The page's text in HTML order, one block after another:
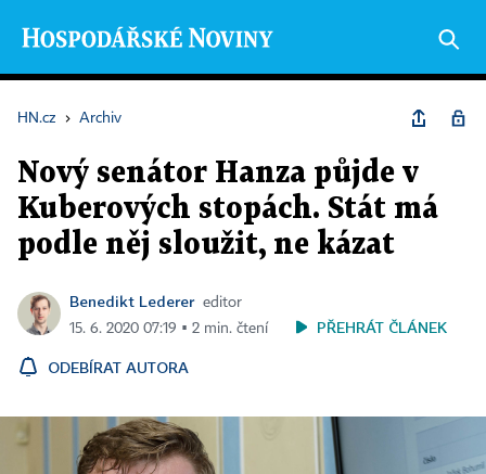
HN.cz › Archiv
Nový senátor Hanza půjde v
Kuberových stopách. Stát má
podle něj sloužit, ne kázat
Benedikt Lederer editor
15. 6. 2020 07:19 ▪ 2 min. čtení
PŘEHRÁT ČLÁNEK
ODEBÍRAT AUTORA